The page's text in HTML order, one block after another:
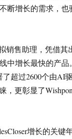
断增长的需求，也
销售助理，凭借
中增长最快的产品
超过2600个由AI
，更彰显了
增长的关键